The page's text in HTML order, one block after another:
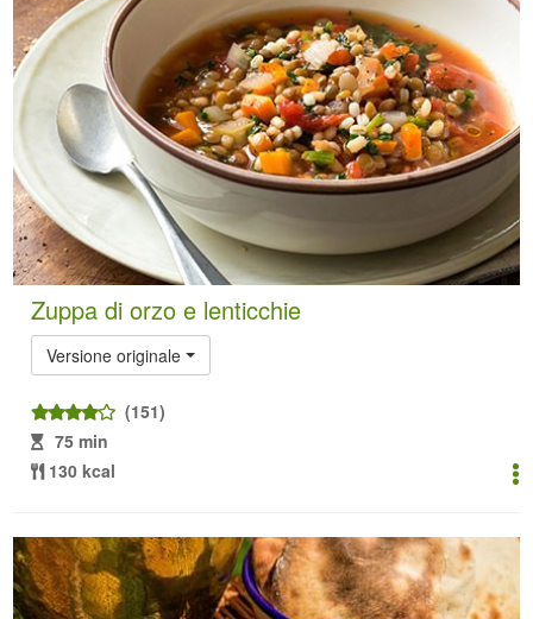
Zuppa di orzo e lenticchie
Versione originale
(151)
75 min
130 kcal